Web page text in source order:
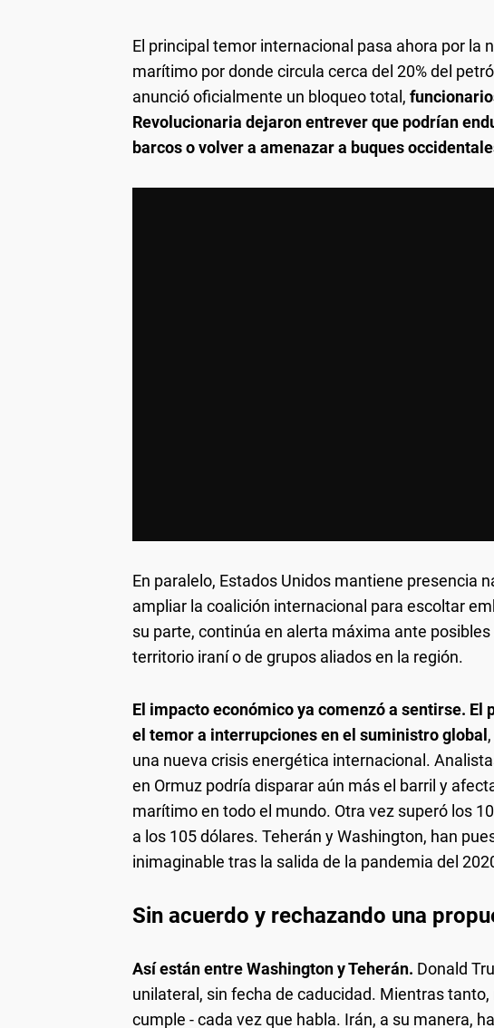
El principal temor internacional pasa ahora por la
marítimo por donde circula cerca del 20% del
anunció oficialmente un bloqueo total,
Revolucionaria dejaron entrever que podrían
barcos o volver a amenazar a buques
En paralelo, Estados Unidos mantiene presencia
ampliar la coalición internacional para escoltar
su parte, continúa en alerta máxima ante
territorio iraní o de grupos aliados en la región.
El impacto económico ya comenzó a sentirse.
el temor a interrupcionesen el suministro global
una nueva crisis energética internacional.
en Ormuz podría disparar aún más el barril y
marítimo en todo el mundo. Otra vez superó los
a los 105 dólares. Teherán y Washington, han
inimaginable tras la salida de la pandemia del
Sin acuerdo y rechazando una
Así están entre Washington y Teherán. Donald
unilateral, sin fecha de caducidad. Mientras
cumple - cada vez que habla. Irán, a su manera,